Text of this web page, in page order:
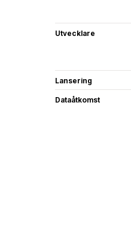
Utvecklare
Lansering
Dataåtkomst